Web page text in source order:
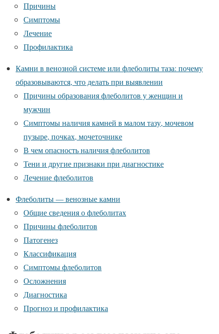
Причины
Симптомы
Лечение
Профилактика
Камни в венозной системе или флеболиты таза: почему
образовываются, что делать при выявлении
Причины образования флеболитов у женщин и
мужчин
Симптомы наличия камней в малом тазу, мочевом
пузыре, почках, мочеточнике
В чем опасность наличия флеболитов
Тени и другие признаки при диагностике
Лечение флеболитов
Флеболиты — венозные камни
Общие сведения о флеболитах
Причины флеболитов
Патогенез
Классификация
Симптомы флеболитов
Осложнения
Диагностика
Прогноз и профилактика